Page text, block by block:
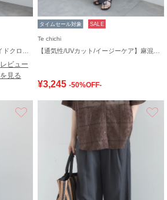
レビュー
を見る
タイムセール対象 SALE
Te chichi
¥3,245 -50%OFF-
お気に入り